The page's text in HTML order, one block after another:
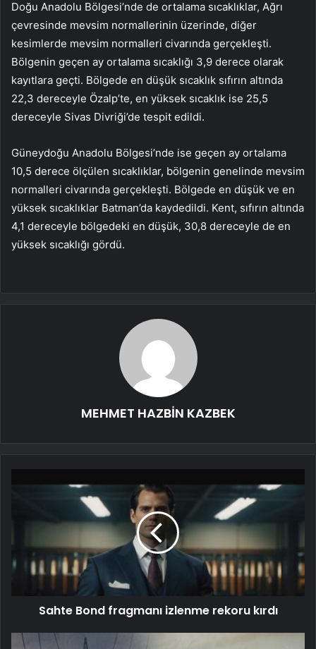
Doğu Anadolu Bölgesi’nde de ortalama sıcaklıklar, Ağrı
çevresinde mevsim normallerinin üzerinde, diğer
kesimlerde mevsim normalleri civarında gerçekleşti.
Bölgenin geçen ay ortalama sıcaklığı 3,9 derece olarak
kayıtlara geçti. Bölgede en düşük sıcaklık sıfırın altında
22,3 dereceyle Özalp’te, en yüksek sıcaklık ise 25,5
dereceyle Sivas Divriği’de tespit edildi.
Güneydoğu Anadolu Bölgesi’nde ise geçen ay ortalama
10,5 derece ölçülen sıcaklıklar, bölgenin genelinde mevsim
normalleri civarında gerçekleşti. Bölgede en düşük ve en
yüksek sıcaklıklar Batman’da kaydedildi. Kent, sıfırın altında
4,1 dereceyle bölgedeki en düşük, 30,8 dereceyle de en
yüksek sıcaklığı gördü.
MEHMET HAZBİN KAZBEK
Sahte Bond fragmanı izlenme rekoru kırdı